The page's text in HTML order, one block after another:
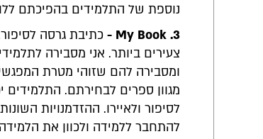
נוספת של התלמידים בהפיכתם
3.
My Book
-כתיבת גרסה
צעירים ביותר. אני מסבירה
ומסבירה להם שזוהי מטרת
מגוון ספרים לבחירתם. התלמידים
לסיפור ולאיירו. ההזדמנויות
להתחבר ללמידה ולכוון את